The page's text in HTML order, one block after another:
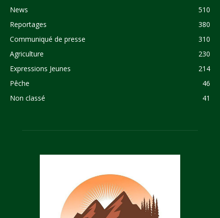
News
510
Reportages
380
Communiqué de presse
310
Agriculture
230
Expressions Jeunes
214
Pêche
46
Non classé
41